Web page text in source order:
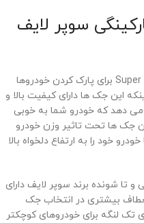
سوپر لایف
استفاده از جک پارکینگی سوپر لایف Super Life برای پارک کردن خودروها
این جک ها دارای کیفیت بالا و
می دهد که خودرو شما به خوبی
جک ها تحت تاثیر وزن خودرو
خود را به ارتفاع دلخواه بالا
تا شونده برند سوپر لایف دارای
بیشتری در انتخاب جک
لنگه برای خودروهای کوچکتر